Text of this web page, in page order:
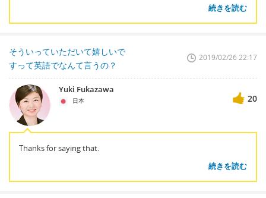
続きを読む
そういっていただいて嬉しいで
すって英語でなんて言うの？
2019/02/26 22:17
Yuki Fukazawa
日本 20
Thanks for saying that.
続きを読む